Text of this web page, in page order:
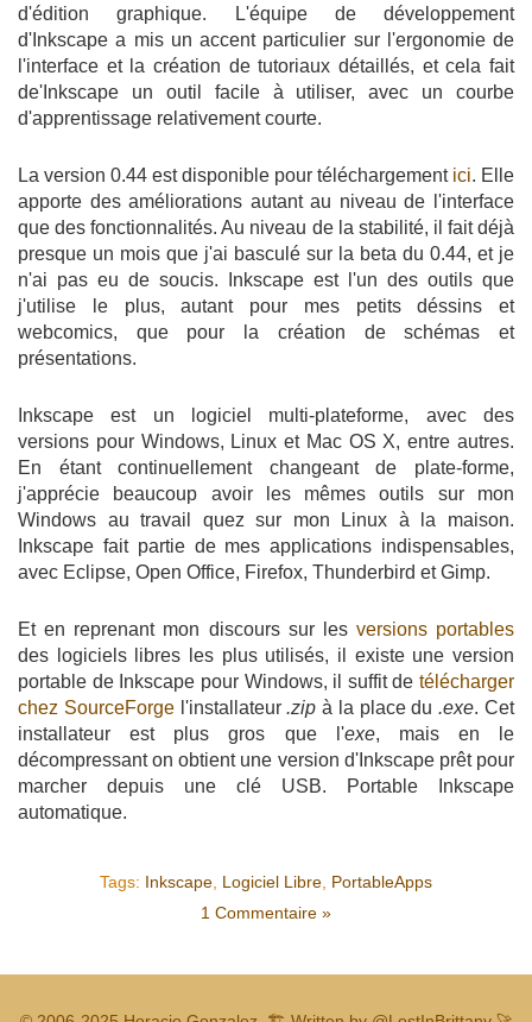
d'édition graphique. L'équipe de développement
d'Inkscape a mis un accent particulier sur l'ergonomie de
l'interface et la création de tutoriaux détaillés, et cela fait
de'Inkscape un outil facile à utiliser, avec un courbe
d'apprentissage relativement courte.
La version 0.44 est disponible pour téléchargement ici. Elle
apporte des améliorations autant au niveau de l'interface
que des fonctionnalités. Au niveau de la stabilité, il fait déjà
presque un mois que j'ai basculé sur la beta du 0.44, et je
n'ai pas eu de soucis. Inkscape est l'un des outils que
j'utilise le plus, autant pour mes petits déssins et
webcomics, que pour la création de schémas et
présentations.
Inkscape est un logiciel multi-plateforme, avec des
versions pour Windows, Linux et Mac OS X, entre autres.
En étant continuellement changeant de plate-forme,
j'apprécie beaucoup avoir les mêmes outils sur mon
Windows au travail quez sur mon Linux à la maison.
Inkscape fait partie de mes applications indispensables,
avec Eclipse, Open Office, Firefox, Thunderbird et Gimp.
Et en reprenant mon discours sur les versions portables
des logiciels libres les plus utilisés, il existe une version
portable de Inkscape pour Windows, il suffit de télécharger
chez SourceForgel'installateur.zip à la place du.exe. Cet
installateur est plus gros que l'exe, mais en le
décompressant on obtient une version d'Inkscape prêt pour
marcher depuis une clé USB. Portable Inkscape
automatique.
Tags: Inkscape Logiciel Libre PortableApps
1 Commentaire »